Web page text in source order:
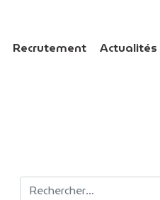
Recrutement Actualités
Recherche pour :